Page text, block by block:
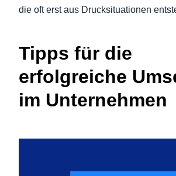
die oft erst aus Drucksituationen
Tipps für die
erfolgreiche
im Unternehmen